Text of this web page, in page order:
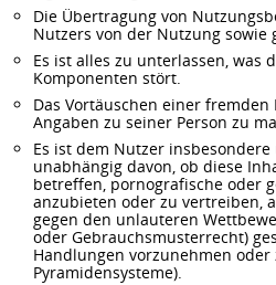
Die Übertragung von
Nutzers von der Nutzung sowie
Es ist alles zu unterlassen, was
Komponenten stört.
Das Vortäuschen einer
Angaben zu seiner Person zu
Es ist dem Nutzer
unabhängig davon, ob diese
betreffen, pornografische oder
anzubieten oder zu vertreiben,
gegen den unlauteren
oder Gebrauchsmusterrecht)
Handlungen vorzunehmen
Pyramidensysteme).